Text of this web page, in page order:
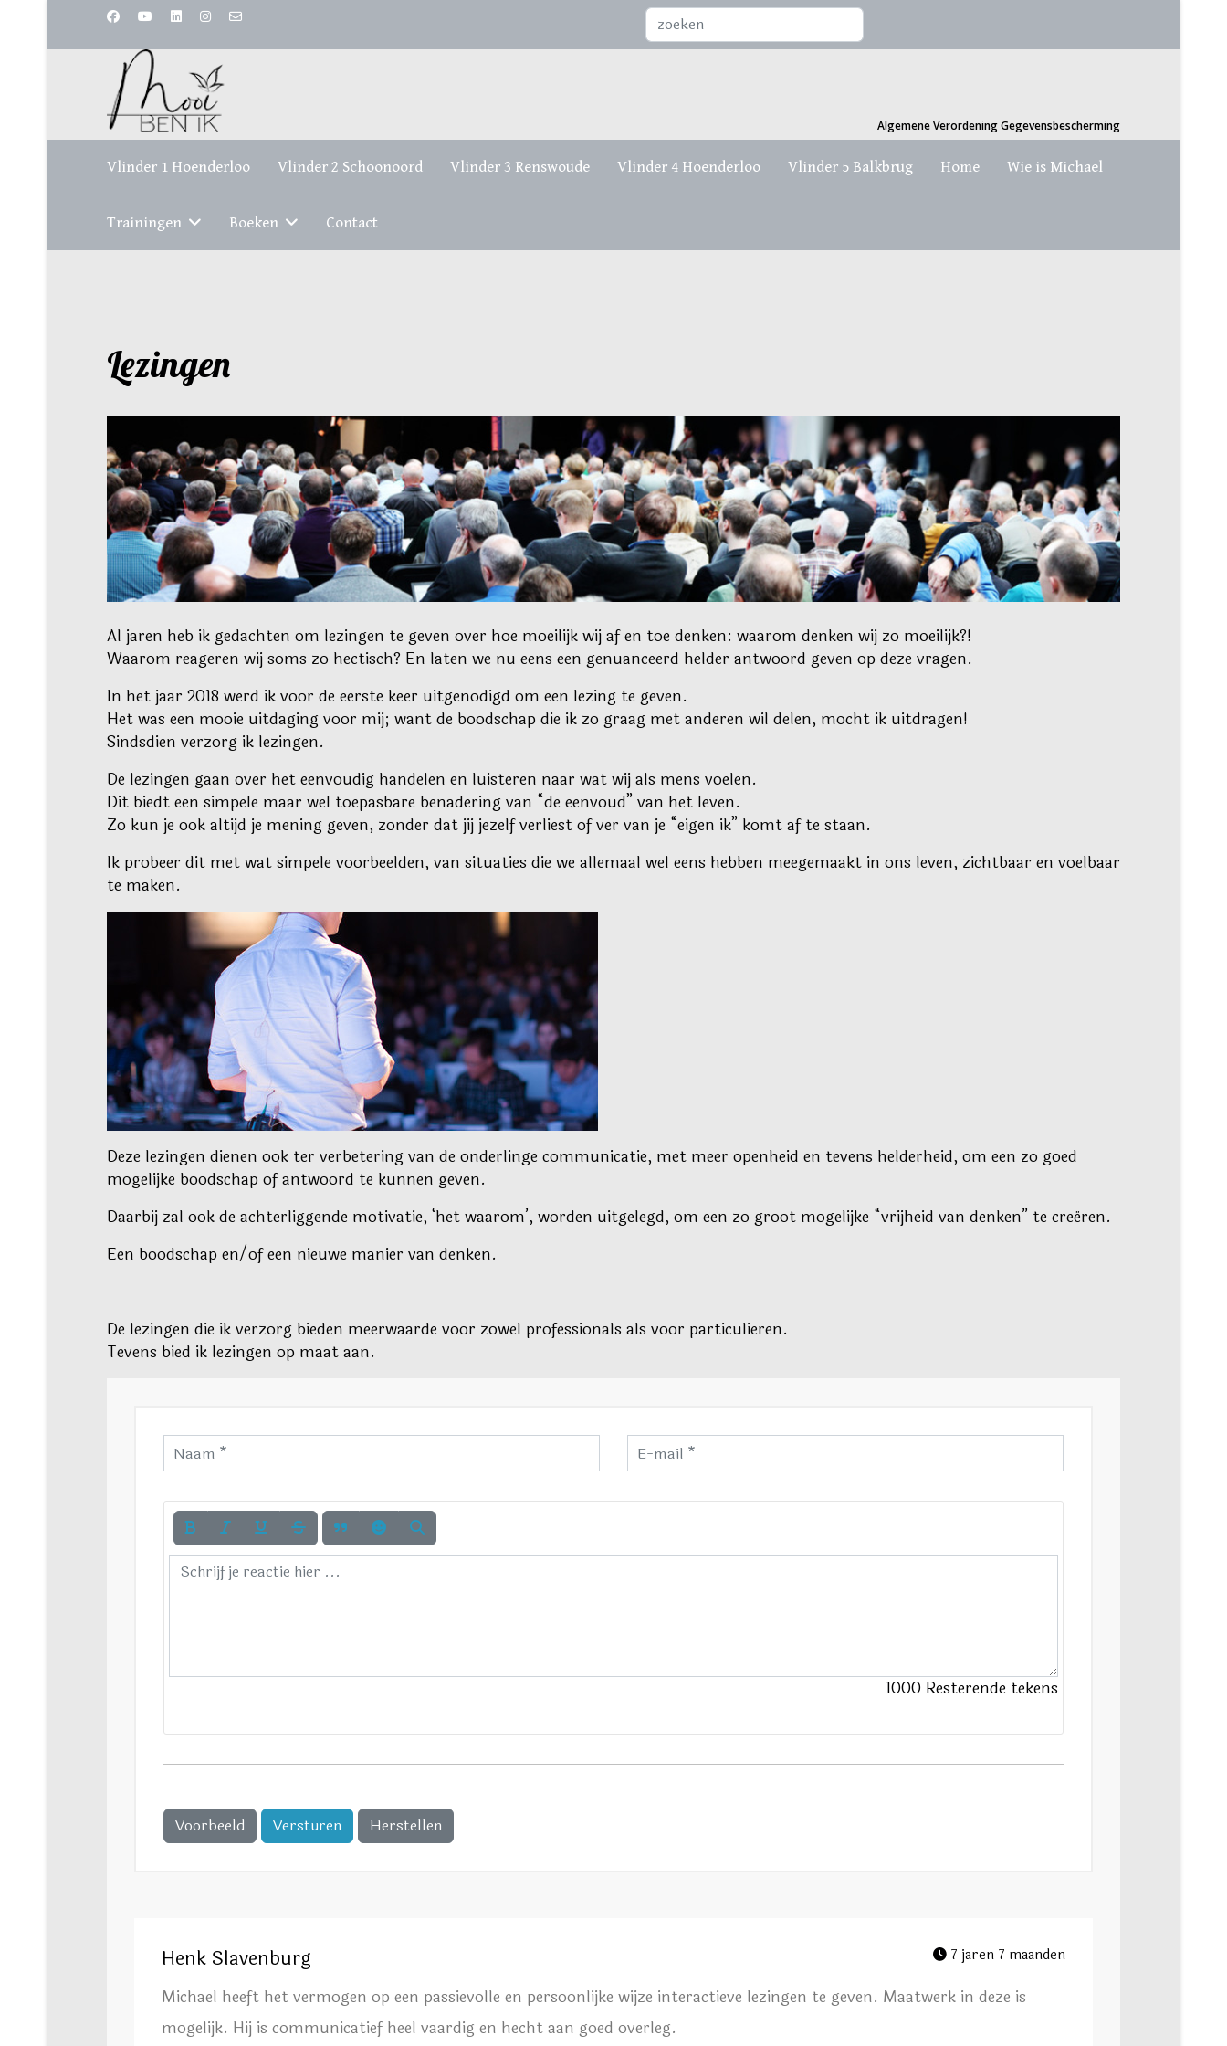
Zoeken...
Algemene Verordening Gegevensbescherming
Vlinder 1 Hoenderloo Vlinder 2 Schoonoord Vlinder 3 Renswoude Vlinder 4 Hoenderloo Vlinder 5 Balkbrug Home Wie is Michael
Trainingen Boeken Contact
Lezingen
Al jaren heb ik gedachten om lezingen te geven over hoe moeilijk wij af en toe denken: waarom denken wij zo moeilijk?!
Waarom reageren wij soms zo hectisch? En laten we nu eens een genuanceerd helder antwoord geven op deze vragen.
In het jaar 2018 werd ik voor de eerste keer uitgenodigd om een lezing te geven.
Het was een mooie uitdaging voor mij; want de boodschap die ik zo graag met anderen wil delen, mocht ik uitdragen!
Sindsdien verzorg ik lezingen.
De lezingen gaan over het eenvoudig handelen en luisteren naar wat wij als mens voelen.
Dit biedt een simpele maar wel toepasbare benadering van “de eenvoud” van het leven.
Zo kun je ook altijd je mening geven, zonder dat jij jezelf verliest of ver van je “eigen ik” komt af te staan.
Ik probeer dit met wat simpele voorbeelden, van situaties die we allemaal wel eens hebben meegemaakt in ons leven, zichtbaar en voelbaar
te maken.
Deze lezingen dienen ook ter verbetering van de onderlinge communicatie, met meer openheid en tevens helderheid, om een zo goed
mogelijke boodschap of antwoord te kunnen geven.
Daarbij zal ook de achterliggende motivatie, ‘het waarom’, worden uitgelegd, om een zo groot mogelijke “vrijheid van denken” te creëren.
Een boodschap en/of een nieuwe manier van denken.
De lezingen die ik verzorg bieden meerwaarde voor zowel professionals als voor particulieren.
Tevens bied ik lezingen op maat aan.
1000 Resterende tekens
Voorbeeld Versturen Herstellen
Henk Slavenburg 7 jaren 7 maanden
Michael heeft het vermogen op een passievolle en persoonlijke wijze interactieve lezingen te geven. Maatwerk in deze is
mogelijk. Hij is communicatief heel vaardig en hecht aan goed overleg.